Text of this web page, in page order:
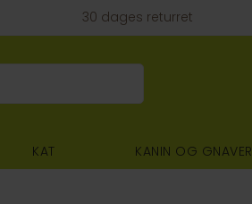
30 dages returret
KAT KANIN OG GNAVER